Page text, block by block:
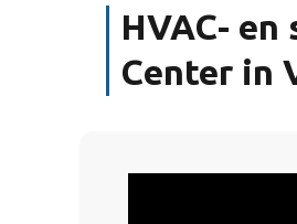
HVAC-
Center in